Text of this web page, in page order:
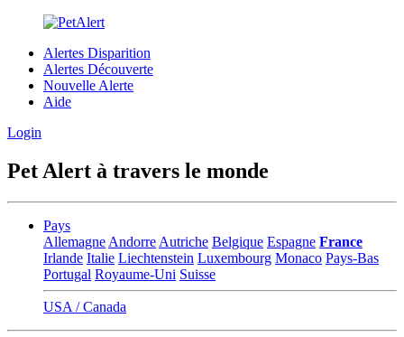
Alertes Disparition
Alertes Découverte
Nouvelle Alerte
Aide
Login
Pet Alert à travers le monde
Pays
Allemagne Andorre Autriche Belgique Espagne France
Irlande Italie Liechtenstein Luxembourg Monaco Pays-Bas
Portugal Royaume-Uni Suisse
USA / Canada